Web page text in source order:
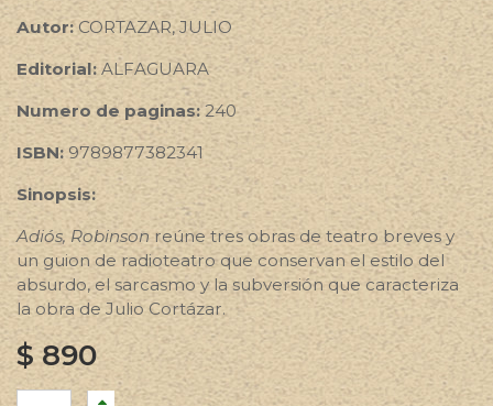
Autor: CORTAZAR, JULIO
Editorial: ALFAGUARA
Numero de paginas:240
ISBN: 9789877382341
Sinopsis:
Adiós, Robinson reúne tres obras de teatro breves y
un guion de radioteatro que conservan el estilo del
absurdo, el sarcasmo y la subversión que caracteriza
la obra de Julio Cortázar.
$890